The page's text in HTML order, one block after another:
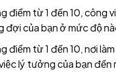
điểm từ 1 đến 10, công
đợi của bạn ở mức độ
điểm từ 1 đến 10, nơi
lý tưởng của bạn đến